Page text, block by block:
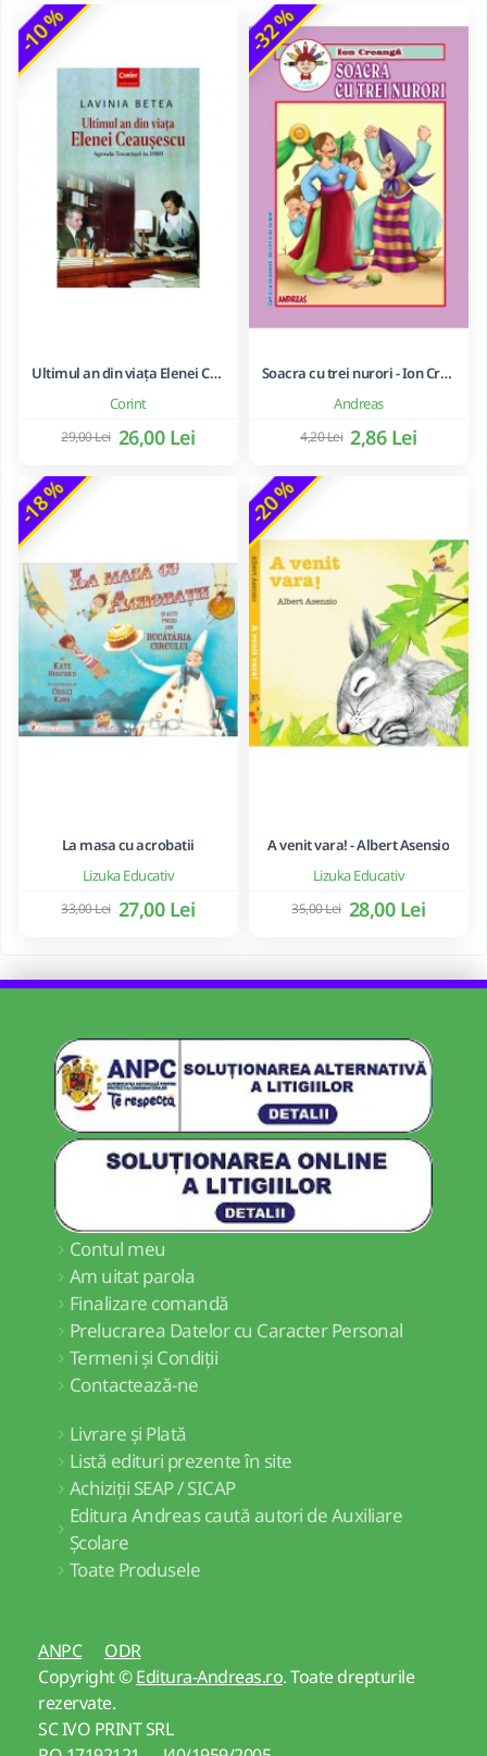
-10 %
Corint
Ultimul an din viața Elenei Ceaușescu - LAVINIA BETEA
26,00 Lei
29,00 Lei
-32 %
Andreas
Soacra cu trei nurori - Ion Creanga
2,86 Lei
4,20 Lei
-18 %
Lizuka Educativ
La masa cu acrobatii
27,00 Lei
33,00 Lei
-20 %
Lizuka Educativ
A venit vara! - Albert Asensio
28,00 Lei
35,00 Lei
Contul meu
Am uitat parola
Finalizare comandă
Prelucrarea Datelor cu Caracter Personal
Termeni și Condiții
Contactează-ne
Livrare și Plată
Listă edituri prezente în site
Achiziții SEAP / SICAP
Editura Andreas caută autori de Auxiliare
Școlare
Toate Produsele
ANPC
ODR
Copyright ©Editura-Andreas.ro. Toate drepturile
rezervate.
SC IVO PRINT SRL